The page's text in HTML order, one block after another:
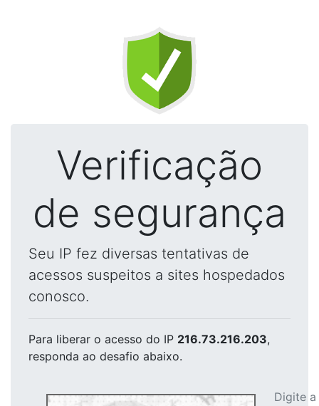
Verificação
de segurança
Seu IP fez diversas tentativas de
acessos suspeitos a sites hospedados
conosco.
Para liberar o acesso do IP 216.73.216.203,
responda ao desafio abaixo.
Digite